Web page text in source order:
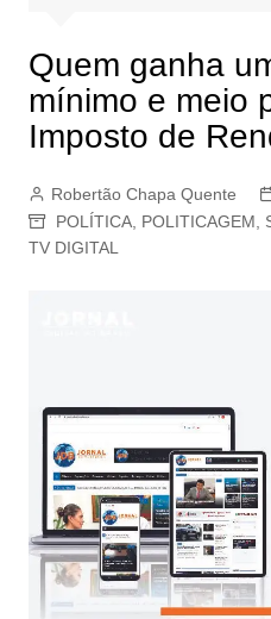
Quem ganha
mínimo e meio
Imposto de
Robertão Chapa Quente
POLÍTICA, POLITICAGEM
TV DIGITAL